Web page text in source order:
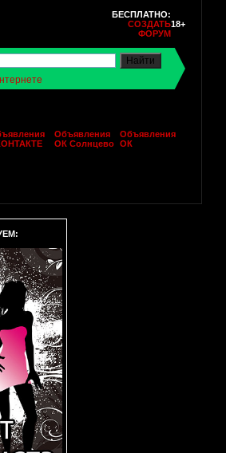
БЕСПЛАТНО:
СОЗДАТЬ
ФОРУМ
18+
Объявления
ОК Солнцево
Объявления
ОК